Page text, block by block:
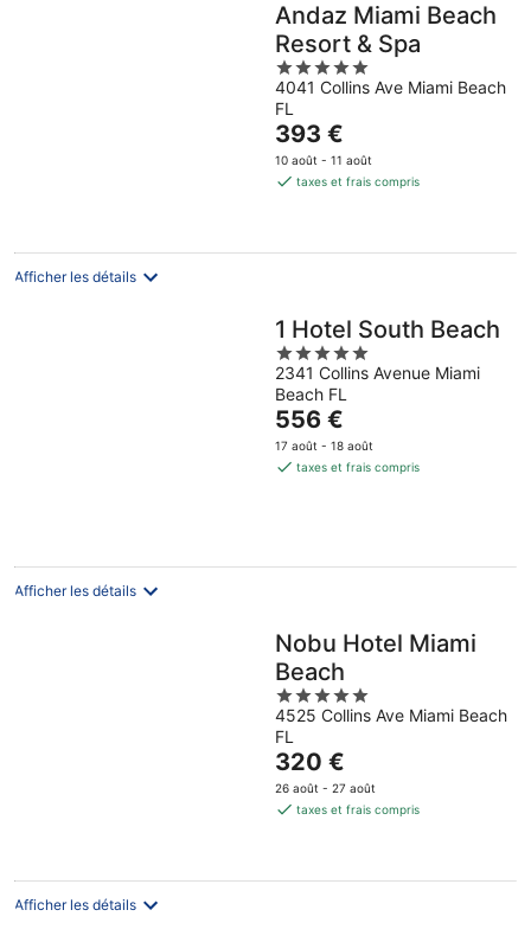
Andaz Miami Beach
Resort & Spa
5
out
of
5
4041 Collins Ave Miami Beach
FL
Le
prix
est
par
393 €
10 août - 11 août
taxes et frais compris
Afficher les détails
1 Hotel South Beach
5
out
of
5
2341 Collins Avenue Miami
Beach FL
Le
prix
est
556 €
17 août - 18 août
taxes et frais compris
Afficher les détails
Nobu Hotel Miami
Beach
5
out
of
5
4525 Collins Ave Miami Beach
FL
Le
prix
est
par
320 €
26 août - 27 août
taxes et frais compris
Afficher les détails